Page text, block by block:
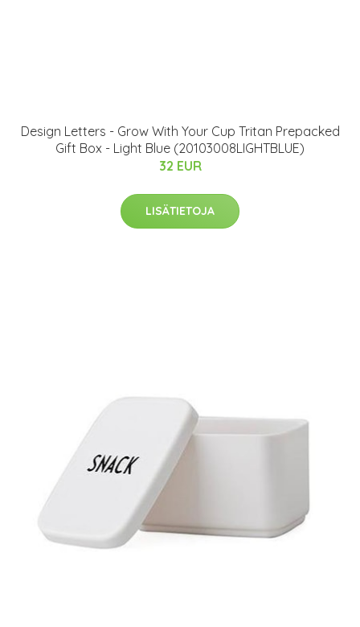
Design Letters - Grow With Your Cup Tritan Prepacked
Gift Box - Light Blue (20103008LIGHTBLUE)
32 EUR
LISÄTIETOJA